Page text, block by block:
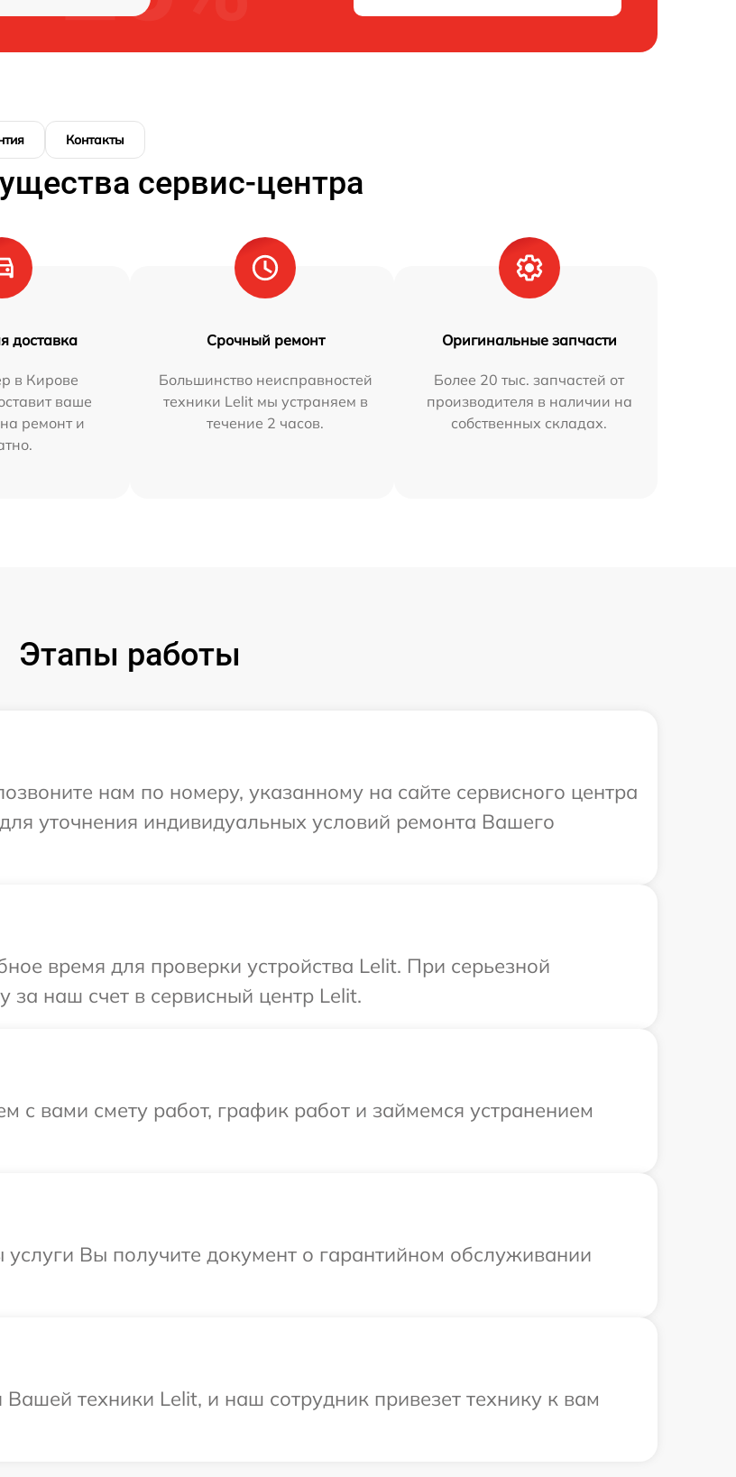
Контакты
сервис-центра
доставка
в Кирове
ваше
ремонт и
Срочный ремонт
Большинство неисправностей
техники Lelit мы устраняем в
течение 2 часов.
Оригинальные запчасти
Более 20 тыс. запчастей от
производителя в наличии на
собственных складах.
Этапы работы
нам по номеру, указанному на сайте сервисного центра
уточнения индивидуальных условий ремонта Вашего
время для проверки устройства Lelit. При серьезной
за наш счет в сервисный центр Lelit.
с вами смету работ, график работ и займемся устранением
Вы получите документ о гарантийном обслуживании
техники Lelit, и наш сотрудник привезет технику к вам